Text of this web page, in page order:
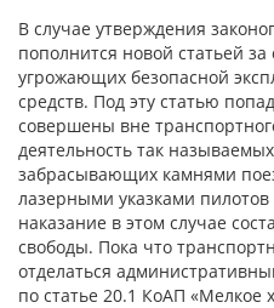
В случае утверждения
пополнится новой статьей
угрожающих безопасной
средств. Под эту статью
совершены вне
деятельность так
забрасывающих камнями
лазерными указками
наказание в этом случае
свободы. Пока что
отделаться
по статье 20.1 КоАП «Мелкое